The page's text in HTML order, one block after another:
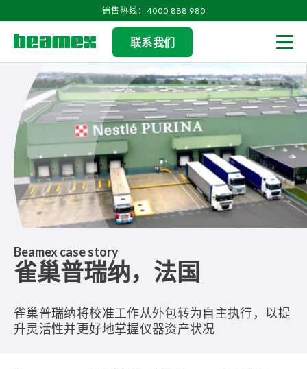
销售热线：4000 888 980
联系我们
Beamex case story
雀巢普瑞纳，法国
雀巢普瑞纳将校准工作从外包转为自主执行，以提
升灵活性并更好地掌握仪器资产状况